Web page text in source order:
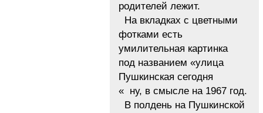
родителей лежит.
На вкладках с цветными
фотками есть
умилительная картинка
под названием «улица
Пушкинская сегодня
« ну, в смысле на 1967 год.
В полдень на Пушкинской